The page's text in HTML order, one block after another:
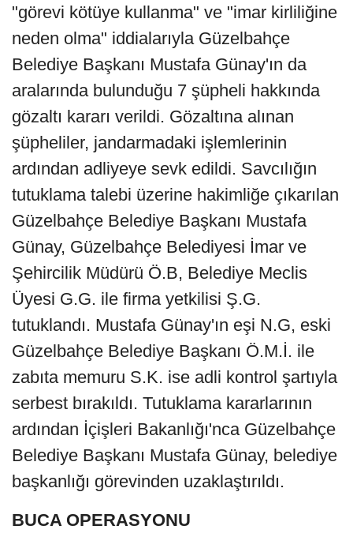
"görevi kötüye kullanma" ve "imar kirliliğine
neden olma" iddialarıyla Güzelbahçe
Belediye Başkanı Mustafa Günay'ın da
aralarında bulunduğu 7 şüpheli hakkında
gözaltı kararı verildi. Gözaltına alınan
şüpheliler, jandarmadaki işlemlerinin
ardından adliyeye sevk edildi. Savcılığın
tutuklama talebi üzerine hakimliğe çıkarılan
Güzelbahçe Belediye Başkanı Mustafa
Günay, Güzelbahçe Belediyesi İmar ve
Şehircilik Müdürü Ö.B, Belediye Meclis
Üyesi G.G. ile firma yetkilisi Ş.G.
tutuklandı. Mustafa Günay'ın eşi N.G, eski
Güzelbahçe Belediye Başkanı Ö.M.İ. ile
zabıta memuru S.K. ise adli kontrol şartıyla
serbest bırakıldı. Tutuklama kararlarının
ardından İçişleri Bakanlığı'nca Güzelbahçe
Belediye Başkanı Mustafa Günay, belediye
başkanlığı görevinden uzaklaştırıldı.
BUCA OPERASYONU